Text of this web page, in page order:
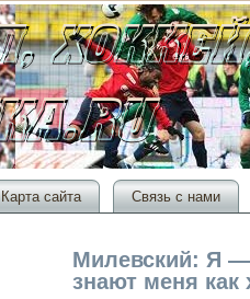
Карта сайта Связь с нами
Милевский: Я
знают меня как